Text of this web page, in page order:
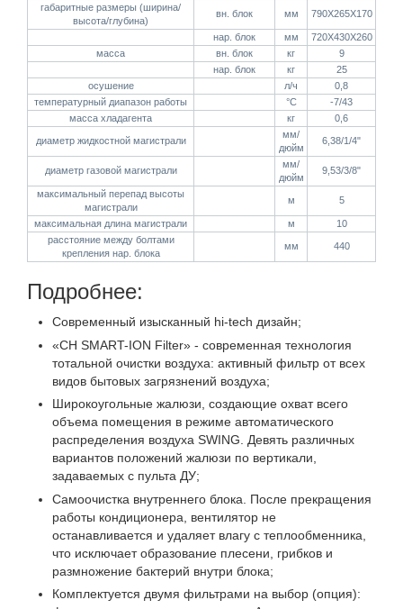
габаритные размеры (ширина/
высота/глубина)
вн. блок мм 790Х265Х170
нар. блок мм
720Х430Х260
масса
вн. блок кг
9
нар. блок
кг
25
осушение
л/ч
0,8
температурный диапазон работы
°C
-7/43
масса хладагента
кг 0,6
диаметр жидкостной магистрали
мм/
дюйм
6,38/1/4"
диаметр газовой магистрали
мм/
дюйм
9,53/3/8"
максимальный перепад высоты
магистрали
м 5
максимальная длина магистрали м
10
расстояние между болтами
крепления нар. блока
мм 440
Подробнее:
Современный изысканный hi-tech дизайн;
«CH SMART-ION Filter» - современная технология
тотальной очистки воздуха: активный фильтр от всех
видов бытовых загрязнений воздуха;
Широкоугольные жалюзи, создающие охват всего
объема помещения в режиме автоматического
распределения воздуха SWING. Девять различных
вариантов положений жалюзи по вертикали,
задаваемых с пульта ДУ;
Самоочистка внутреннего блока. После прекращения
работы кондиционера, вентилятор не
останавливается и удаляет влагу с теплообменника,
что исключает образование плесени, грибков и
размножение бактерий внутри блока;
Комплектуется двумя фильтрами на выбор (опция):